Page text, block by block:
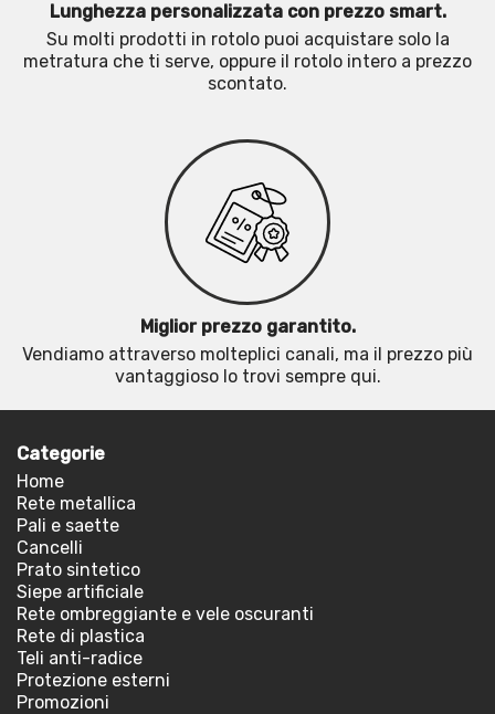
Lunghezza personalizzata con prezzo smart.
Su molti prodotti in rotolo puoi acquistare solo la
metratura che ti serve, oppure il rotolo intero a prezzo
scontato.
Miglior prezzo garantito.
Vendiamo attraverso molteplici canali, ma il prezzo più
vantaggioso lo trovi sempre qui.
Categorie
Home
Rete metallica
Pali e saette
Cancelli
Prato sintetico
Siepe artificiale
Rete ombreggiante e vele oscuranti
Rete di plastica
Teli anti-radice
Protezione esterni
Promozioni